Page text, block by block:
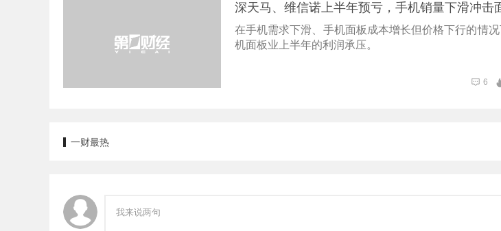
深天马、维信诺上半年预亏，手机销量下滑冲击
在手机需求下滑、手机面板成本增长但价格下行的情
机面板业上半年的利润承压。
6
一财最热